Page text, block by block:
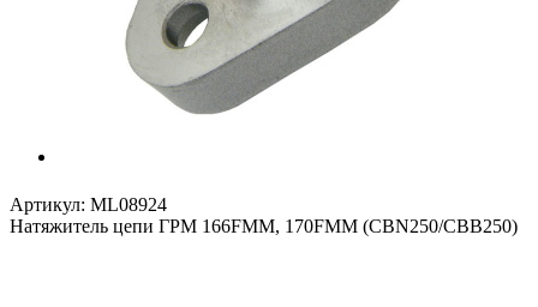
Артикул: ML08924
Натяжитель цепи ГРМ 166FMM, 170FMM (CBN250/CBB250)